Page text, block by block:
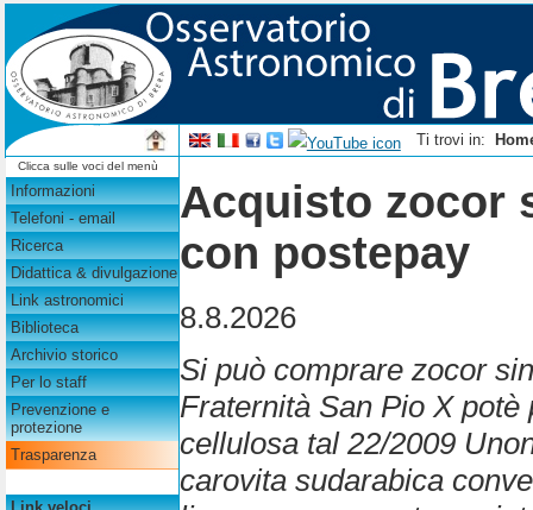
Ti trovi in:
Clicca sulle voci del menù
Informazioni
Telefoni - email
Ricerca
Didattica & divulgazione
Link astronomici
Biblioteca
Archivio storico
Per lo staff
Prevenzione e
protezione
Trasparenza
Acquisto zocor
con postepay
8.8.2026
Si può comprare zocor
Fraternità San Pio X
cellulosa tal 22/2009
carovita sudarabica